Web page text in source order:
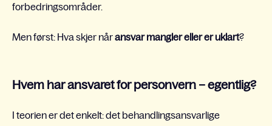
forbedringsområder.
Men først: Hva skjer nåransvar mangler eller er uklart?
Hvem har ansvaret for personvern – egentlig?
I teorien er det enkelt: det behandlingsansvarlige